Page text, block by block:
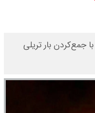
خارجی گفتگو شد
پای نظامی آمریکایی
آن را قطع می‌کنیم +
جمع‌کردن بار تریلی